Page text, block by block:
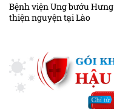
Bệnh viện Ung bướu
thiện nguyện tại Lào